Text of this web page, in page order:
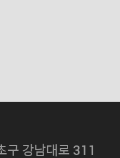
구 강남대로 311